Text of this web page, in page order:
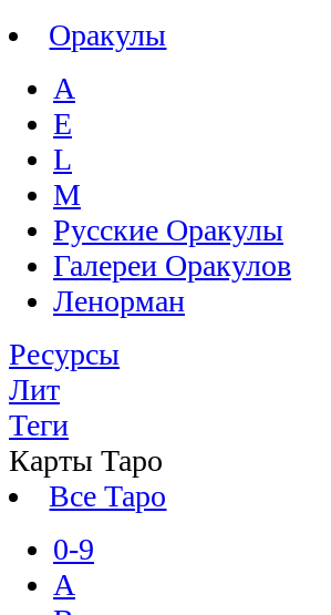
Оракулы
A
E
L
M
Русские Оракулы
Галереи Оракулов
Ленорман
Ресурсы
Лит
Теги
Карты Таро
Все Таро
0-9
A